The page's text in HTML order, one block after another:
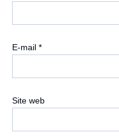
E-mail *
Site web